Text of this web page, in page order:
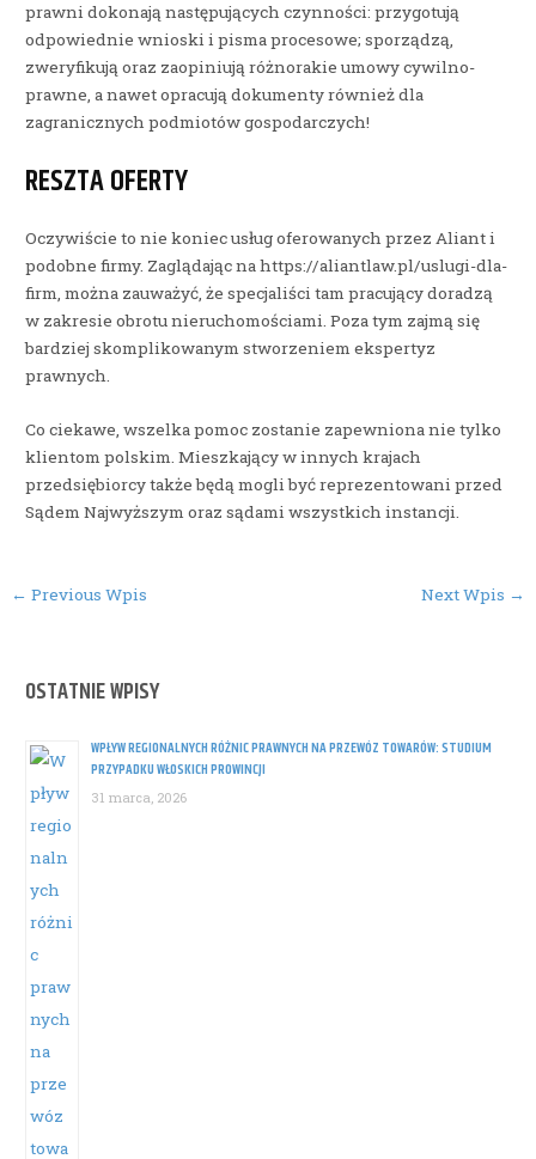
OSTATNIE WPISY
WPŁYW REGIONALNYCH RÓŻNIC PRAWNYCH NA PRZEWÓZ TOWARÓW: STUDIUM
PRZYPADKU WŁOSKICH PROWINCJI
31 marca, 2026
prawni dokonają następujących czynności: przygotują
odpowiednie wnioski i pisma procesowe; sporządzą,
zweryfikują oraz zaopiniują różnorakie umowy cywilno-
prawne, a nawet opracują dokumenty również dla
zagranicznych podmiotów gospodarczych!
RESZTA OFERTY
Oczywiście to nie koniec usług oferowanych przez Aliant i
podobne firmy. Zaglądając na https://aliantlaw.pl/uslugi-dla-
firm, można zauważyć, że specjaliści tam pracujący doradzą
w zakresie obrotu nieruchomościami. Poza tym zajmą się
bardziej skomplikowanym stworzeniem ekspertyz
prawnych.
Co ciekawe, wszelka pomoc zostanie zapewniona nie tylko
klientom polskim. Mieszkający w innych krajach
przedsiębiorcy także będą mogli być reprezentowani przed
Sądem Najwyższym oraz sądami wszystkich instancji.
Post
← Previous Wpis Next Wpis →